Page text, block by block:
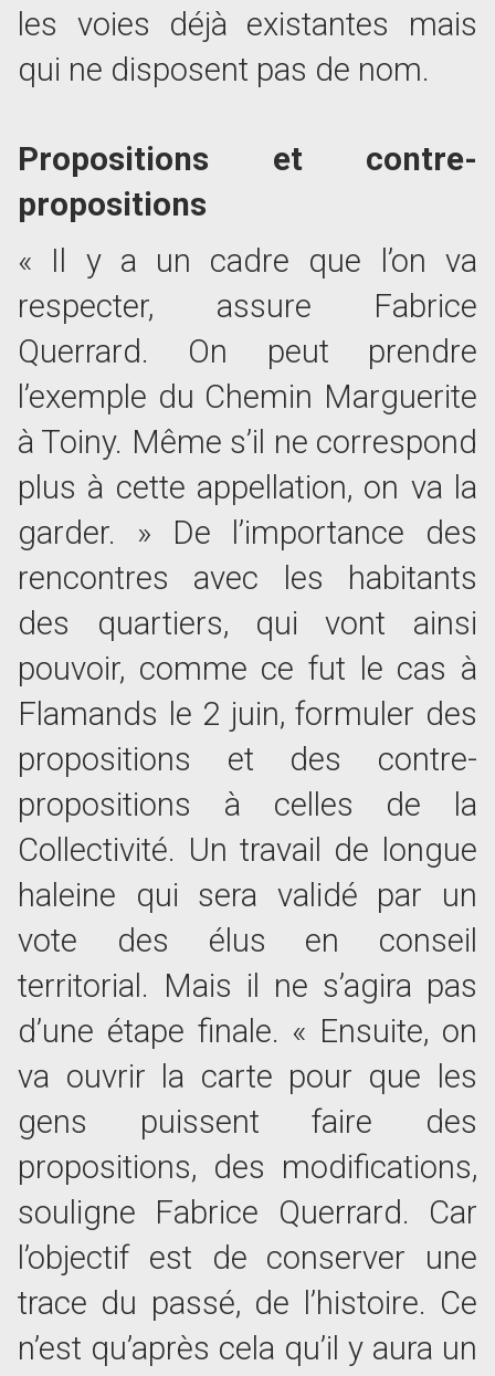
les voies déjà existantes mais
qui ne disposent pas de nom.
Propositions et contre-
propositions
« Il y a un cadre que l’on va
respecter, assure Fabrice
Querrard. On peut prendre
l’exemple du Chemin Marguerite
à Toiny. Même s’il ne correspond
plus à cette appellation, on va la
garder. » De l’importance des
rencontres avec les habitants
des quartiers, qui vont ainsi
pouvoir, comme ce fut le cas à
Flamands le 2 juin, formuler des
propositions et des contre-
propositions à celles de la
Collectivité. Un travail de longue
haleine qui sera validé par un
vote des élus en conseil
territorial. Mais il ne s’agira pas
d’une étape finale. « Ensuite, on
va ouvrir la carte pour que les
gens puissent faire des
propositions, des modifications,
souligne Fabrice Querrard. Car
l’objectif est de conserver une
trace du passé, de l’histoire. Ce
n’est qu’après cela qu’il y aura un